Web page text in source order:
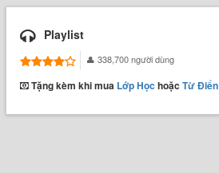
Playlist
338,700 người dùng
Tặng kèm khi mua Lớp Học hoặcTừ Điển